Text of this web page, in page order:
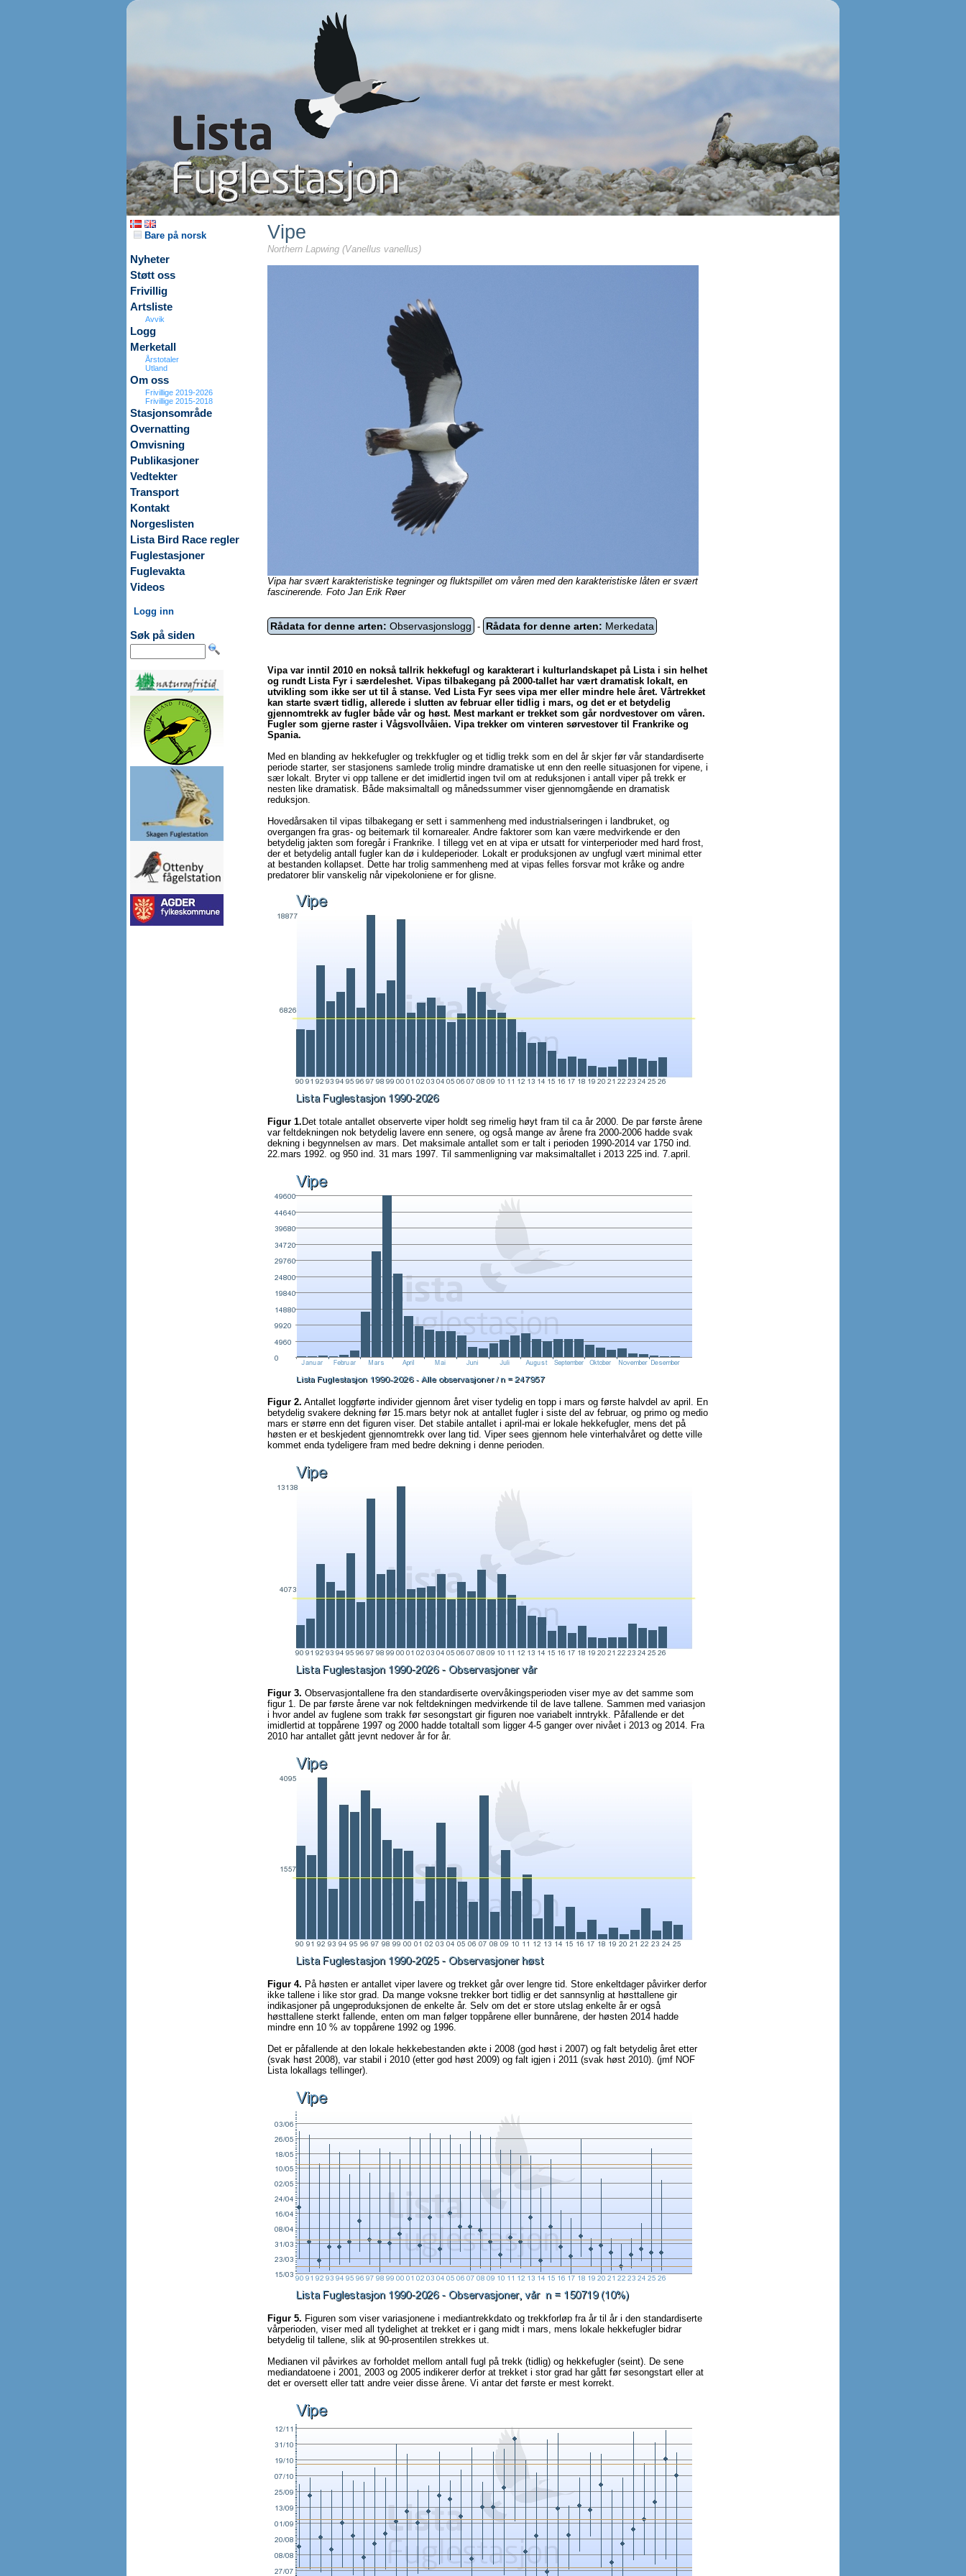
Bare på norsk
Nyheter
Støtt oss
Frivillig
Artsliste
Avvik
Logg
Merketall
Årstotaler
Utland
Om oss
Frivillige 2019-2026
Frivillige 2015-2018
Stasjonsområde
Overnatting
Omvisning
Publikasjoner
Vedtekter
Transport
Kontakt
Norgeslisten
Lista Bird Race regler
Fuglestasjoner
Fuglevakta
Videos
Logg inn
Søk på siden
Vipe
Northern Lapwing (Vanellus vanellus)
Vipa har svært karakteristiske tegninger og fluktspillet om våren med den karakteristiske låten er svært
fascinerende. Foto Jan Erik Røer
Rådata for denne arten: Observasjonslogg - Rådata for denne arten: Merkedata
Vipa var inntil 2010 en nokså tallrik hekkefugl og karakterart i kulturlandskapet på Lista i sin helhet
og rundt Lista Fyr i særdeleshet. Vipas tilbakegang på 2000-tallet har vært dramatisk lokalt, en
utvikling som ikke ser ut til å stanse. Ved Lista Fyr sees vipa mer eller mindre hele året. Vårtrekket
kan starte svært tidlig, allerede i slutten av februar eller tidlig i mars, og det er et betydelig
gjennomtrekk av fugler både vår og høst. Mest markant er trekket som går nordvestover om våren.
Fugler som gjerne raster i Vågsvollvåien. Vipa trekker om vinteren sørvestover til Frankrike og
Spania.
Med en blanding av hekkefugler og trekkfugler og et tidlig trekk som en del år skjer før vår standardiserte
periode starter, ser stasjonens samlede trolig mindre dramatiske ut enn den reelle situasjonen for vipene, i
sær lokalt. Bryter vi opp tallene er det imidlertid ingen tvil om at reduksjonen i antall viper på trekk er
nesten like dramatisk. Både maksimaltall og månedssummer viser gjennomgående en dramatisk
reduksjon.
Hovedårsaken til vipas tilbakegang er sett i sammenheng med industrialseringen i landbruket, og
overgangen fra gras- og beitemark til kornarealer. Andre faktorer som kan være medvirkende er den
betydelig jakten som foregår i Frankrike. I tillegg vet en at vipa er utsatt for vinterperioder med hard frost,
der et betydelig antall fugler kan dø i kuldeperioder. Lokalt er produksjonen av ungfugl vært minimal etter
at bestanden kollapset. Dette har trolig sammenheng med at vipas felles forsvar mot kråke og andre
predatorer blir vanskelig når vipekoloniene er for glisne.
Figur 1. Det totale antallet observerte viper holdt seg rimelig høyt fram til ca år 2000. De par første årene
var feltdekningen nok betydelig lavere enn senere, og også mange av årene fra 2000-2006 hadde svak
dekning i begynnelsen av mars. Det maksimale antallet som er talt i perioden 1990-2014 var 1750 ind.
22.mars 1992. og 950 ind. 31 mars 1997. Til sammenligning var maksimaltallet i 2013 225 ind. 7.april.
Figur 2. Antallet loggførte individer gjennom året viser tydelig en topp i mars og første halvdel av april. En
betydelig svakere dekning før 15.mars betyr nok at antallet fugler i siste del av februar, og primo og medio
mars er større enn det figuren viser. Det stabile antallet i april-mai er lokale hekkefugler, mens det på
høsten er et beskjedent gjennomtrekk over lang tid. Viper sees gjennom hele vinterhalvåret og dette ville
kommet enda tydeligere fram med bedre dekning i denne perioden.
Figur 3. Observasjontallene fra den standardiserte overvåkingsperioden viser mye av det samme som
figur 1. De par første årene var nok feltdekningen medvirkende til de lave tallene. Sammen med variasjon
i hvor andel av fuglene som trakk før sesongstart gir figuren noe variabelt inntrykk. Påfallende er det
imidlertid at toppårene 1997 og 2000 hadde totaltall som ligger 4-5 ganger over nivået i 2013 og 2014. Fra
2010 har antallet gått jevnt nedover år for år.
Figur 4. På høsten er antallet viper lavere og trekket går over lengre tid. Store enkeltdager påvirker derfor
ikke tallene i like stor grad. Da mange voksne trekker bort tidlig er det sannsynlig at høsttallene gir
indikasjoner på ungeproduksjonen de enkelte år. Selv om det er store utslag enkelte år er også
høsttallene sterkt fallende, enten om man følger toppårene eller bunnårene, der høsten 2014 hadde
mindre enn 10 % av toppårene 1992 og 1996.
Det er påfallende at den lokale hekkebestanden økte i 2008 (god høst i 2007) og falt betydelig året etter
(svak høst 2008), var stabil i 2010 (etter god høst 2009) og falt igjen i 2011 (svak høst 2010). (jmf NOF
Lista lokallags tellinger).
Figur 5. Figuren som viser variasjonene i mediantrekkdato og trekkforløp fra år til år i den standardiserte
vårperioden, viser med all tydelighet at trekket er i gang midt i mars, mens lokale hekkefugler bidrar
betydelig til tallene, slik at 90-prosentilen strekkes ut.
Medianen vil påvirkes av forholdet mellom antall fugl på trekk (tidlig) og hekkefugler (seint). De sene
mediandatoene i 2001, 2003 og 2005 indikerer derfor at trekket i stor grad har gått før sesongstart eller at
det er oversett eller tatt andre veier disse årene. Vi antar det første er mest korrekt.